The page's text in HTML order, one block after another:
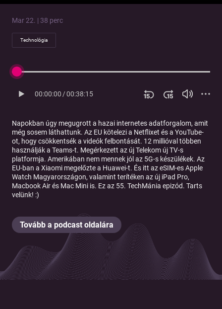
Mar 22. | 38 perc
Technológia
00:00:00/00:38:15
Napokban úgy megugrott a hazai internetes adatforgalom, amit
még sosem láthattunk. Az EU kötelezi a Netflixet és a YouTube-
ot, hogy csökkentsék a videók felbontását. 12 millióval többen
használják a Teams-t. Megérkezett az új Telekom új TV-s
platformja. Amerikában nem mennek jól az 5G-s készülékek. Az
EU-ban a Xiaomi megelőzte a Huawei-t. És itt az eSIM-es Apple
Watch Magyarországon, valamint terítéken az új iPad Pro,
Macbook Air és Mac Mini is. Ez az 55. TechMánia epizód. Tarts
velünk! :)
Tovább a podcast oldalára